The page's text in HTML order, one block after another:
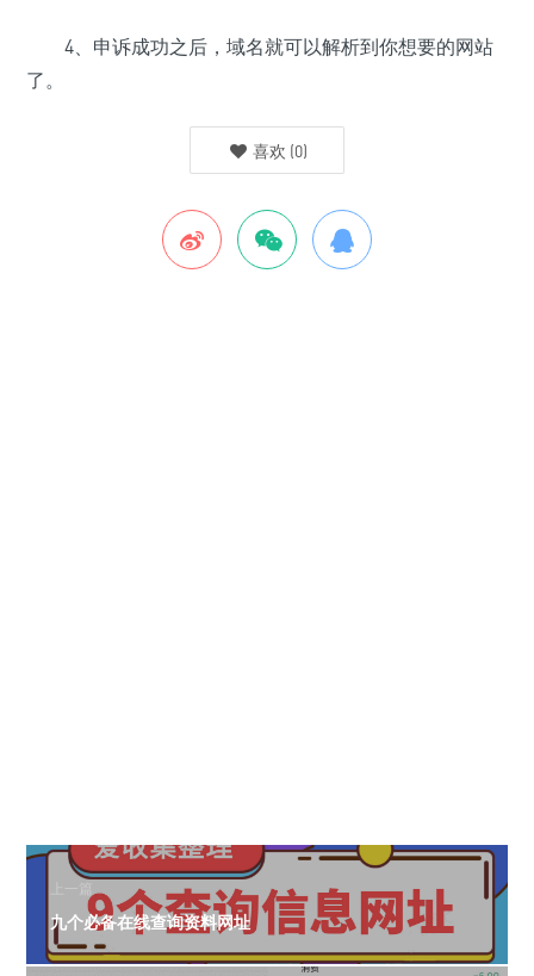
4、申诉成功之后，域名就可以解析到你想要的网站
了。
喜欢 (0)
上一篇
九个必备在线查询资料网址